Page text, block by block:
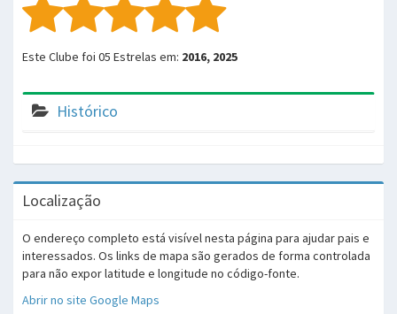
Este Clube foi 05 Estrelas em: 2016, 2025
Histórico
Localização
O endereço completo está visível nesta página para ajudar pais e
interessados. Os links de mapa são gerados de forma controlada
para não expor latitude e longitude no código-fonte.
Abrir no site Google Maps